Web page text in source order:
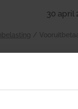
30 april
/
Een vrouw moet
te hoog is. Om